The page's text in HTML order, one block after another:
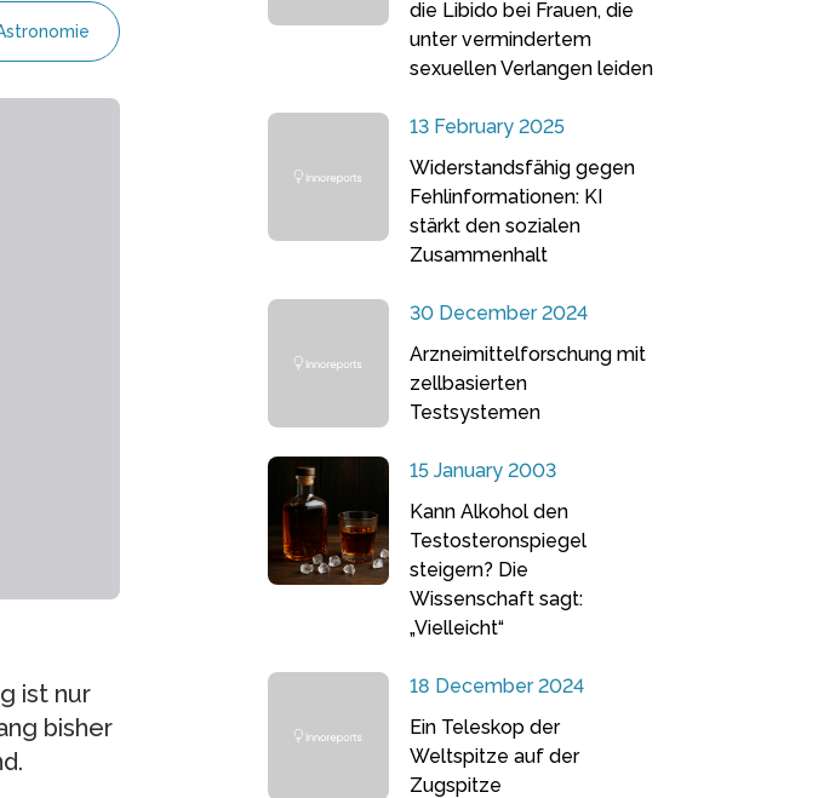
ist nur
bisher
die Libido bei Frauen, die
unter vermindertem
sexuellen Verlangen leiden
13 February 2025
Widerstandsfähig gegen
Fehlinformationen: KI
stärkt den sozialen
Zusammenhalt
30 December 2024
Arzneimittelforschung mit
zellbasierten
Testsystemen
15 January 2003
Kann Alkohol den
Testosteronspiegel
steigern? Die
Wissenschaft sagt:
„Vielleicht“
18 December 2024
Ein Teleskop der
Weltspitze auf der
Zugspitze